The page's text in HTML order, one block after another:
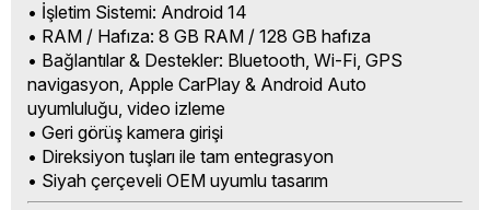
• İşletim Sistemi: Android 14
• RAM / Hafıza: 8 GB RAM / 128 GB hafıza
• Bağlantılar & Destekler: Bluetooth, Wi-Fi, GPS
navigasyon, Apple CarPlay & Android Auto
uyumluluğu, video izleme
• Geri görüş kamera girişi
• Direksiyon tuşları ile tam entegrasyon
• Siyah çerçeveli OEM uyumlu tasarım